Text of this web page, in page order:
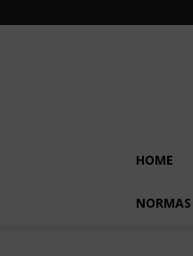
HOME
NORMAS